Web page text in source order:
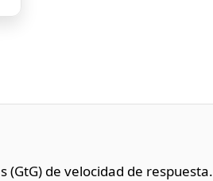
(GtG) de velocidad de respuesta.